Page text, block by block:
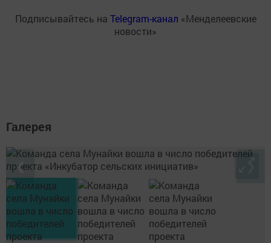
Подписывайтесь на Telegram-канал «Менделеевские
новости»
Галерея
❮ ❯